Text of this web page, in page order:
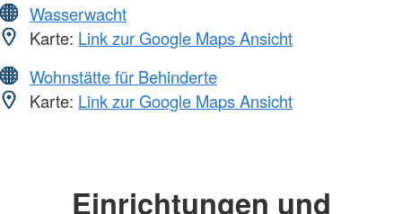
Wasserwacht
Karte: Link zur Google Maps Ansicht
Wohnstätte für Behinderte
Karte: Link zur Google Maps Ansicht
Einrichtungen und